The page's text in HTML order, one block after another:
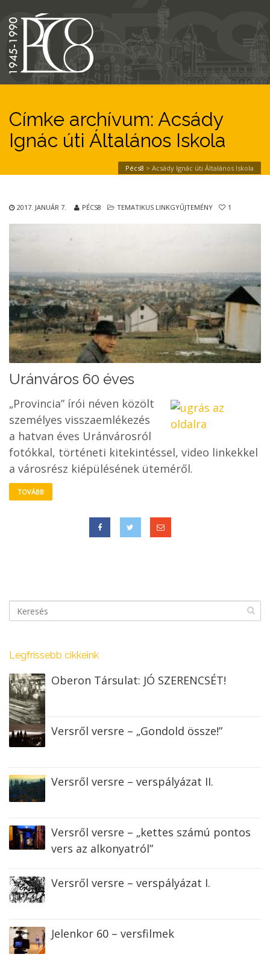
Címke archívum: Acsády
Ignác úti Általános Iskola
Pécs8 > Acsády Ignác úti Általános Iskola
2017. JANUÁR 7. PÉCS8 TEMATIKUS LINKGYŰJTEMÉNY 1
Uránváros 60 éves
„Provincia” írói néven közölt
személyes visszaemlékezés
a hatvan éves Uránvárosról
fotókkal, történeti kitekintéssel, video linkekkel
a városrész kiépülésének üteméről.
TOVÁBB
Legfrissebb cikkeink
Oberon Társulat: JÓ SZERENCSÉT!
Versről versre – „Gondold össze!”
Versről versre – verspályázat II.
Versről versre – „kettes számú pontos
vers az alkonyatról”
Versről versre – verspályázat I.
Jelenkor 60 – versfilmek